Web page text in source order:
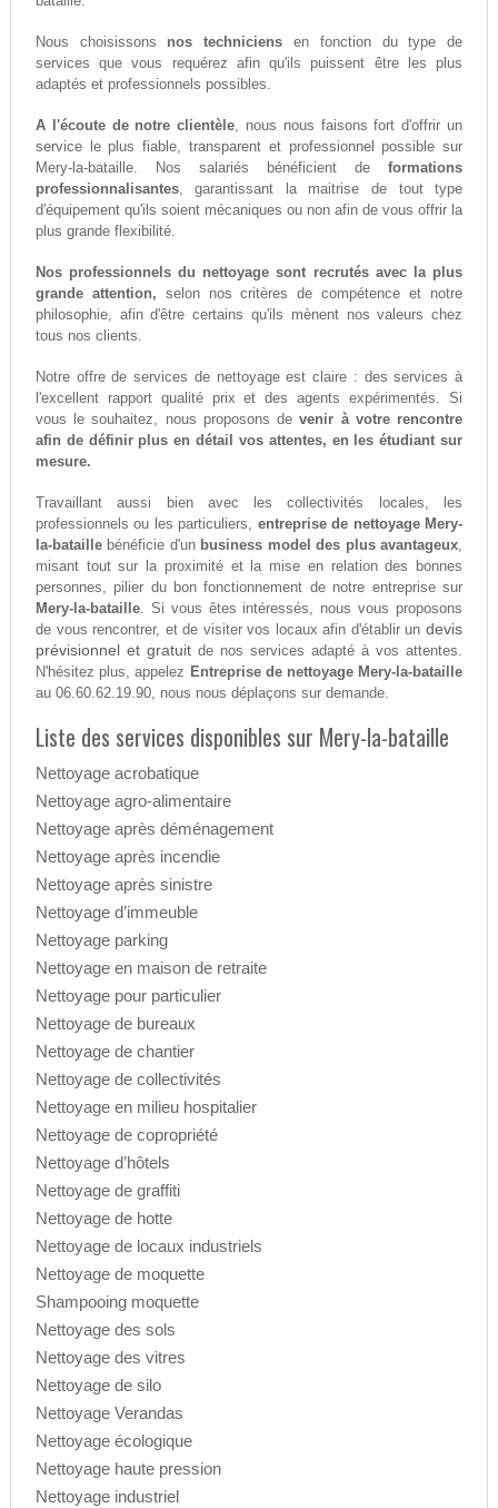
Nous choisissons nos techniciens en fonction du type de
services que vous requérez afin qu'ils puissent être les plus
adaptés et professionnels possibles.
A l'écoute de notre clientèle, nous nous faisons fort d'offrir un
service le plus fiable, transparent et professionnel possible sur
Mery-la-bataille. Nos salariés bénéficient deformations
professionnalisantes, garantissant la maitrise de tout type
d'équipement qu'ils soient mécaniques ou non afin de vous offrir la
plus grande flexibilité.
Nos professionnels du nettoyage sont recrutés avec la plus
grande attention, selon nos critères de compétence et notre
philosophie, afin d'être certains qu'ils mènent nos valeurs chez
tous nos clients.
Notre offre de services de nettoyage est claire : des services à
l'excellent rapport qualité prix et des agents expérimentés. Si
vous le souhaitez, nous proposons devenir à votre rencontre
afin de définir plus en détail vos attentes, en les étudiant sur
mesure.
Travaillant aussi bien avec les collectivités locales, les
professionnels ou les particuliers, entreprise de nettoyage Mery-
la-bataillebénéficie d'un business model des plus avantageux,
misant tout sur la proximité et la mise en relation des bonnes
personnes, pilier du bon fonctionnement de notre entreprise sur
Mery-la-bataille. Si vous êtes intéressés, nous vous proposons
de vous rencontrer, et de visiter vos locaux afin d'établir undevis
prévisionnel et gratuitde nos services adapté à vos attentes.
N'hésitez plus, appelez Entreprise de nettoyage Mery-la-bataille
au 06.60.62.19.90, nous nous déplaçons sur demande.
Liste des services disponibles sur Mery-la-bataille
Nettoyage acrobatique
Nettoyage agro-alimentaire
Nettoyage après déménagement
Nettoyage après incendie
Nettoyage après sinistre
Nettoyage d’immeuble
Nettoyage parking
Nettoyage en maison de retraite
Nettoyage pour particulier
Nettoyage de bureaux
Nettoyage de chantier
Nettoyage de collectivités
Nettoyage en milieu hospitalier
Nettoyage de copropriété
Nettoyage d’hôtels
Nettoyage de graffiti
Nettoyage de hotte
Nettoyage de locaux industriels
Nettoyage de moquette
Shampooing moquette
Nettoyage des sols
Nettoyage des vitres
Nettoyage de silo
Nettoyage Verandas
Nettoyage écologique
Nettoyage haute pression
Nettoyage industriel